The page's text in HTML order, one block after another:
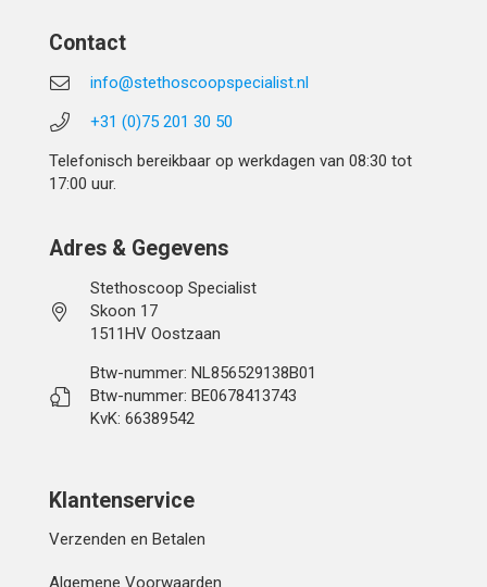
Contact
info@stethoscoopspecialist.nl
+31 (0)75 201 30 50
Telefonisch bereikbaar op werkdagen van 08:30 tot
17:00 uur.
Adres & Gegevens
Stethoscoop Specialist
Skoon 17
1511HV Oostzaan
Btw-nummer: NL856529138B01
Btw-nummer: BE0678413743
KvK: 66389542
Klantenservice
Verzenden en Betalen